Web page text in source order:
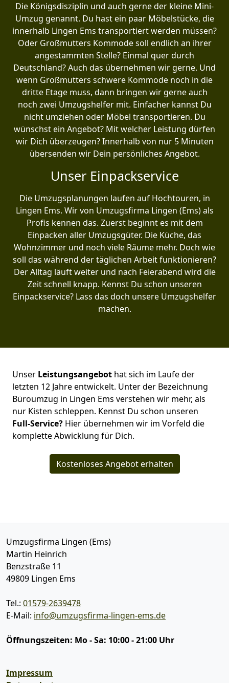
Die Königsdisziplin und auch gerne der kleine Mini-
Umzug genannt. Du hast ein paar Möbelstücke, die
innerhalb Lingen Ems transportiert werden müssen?
Oder Großmutters Kommode soll endlich an ihrer
angestammten Stelle? Einmal quer durch
Deutschland? Auch das übernehmen wir gerne. Und
wenn Großmutters schwere Kommode noch in die
dritte Etage muss, dann bringen wir gerne auch
noch zwei Umzugshelfer mit. Einfacher kannst Du
nicht umziehen oder Möbel transportieren. Du
wünschst ein Angebot? Mit welcher Leistung dürfen
wir Dich überzeugen? Innerhalb von nur 5 Minuten
übersenden wir Dein persönliches Angebot.
Unser Einpackservice
Die Umzugsplanungen laufen auf Hochtouren, in
Lingen Ems. Wir von Umzugsfirma Lingen (Ems) als
Profis kennen das. Zuerst beginnt es mit dem
Einpacken aller Umzugsgüter. Die Küche, das
Wohnzimmer und noch viele Räume mehr. Doch wie
soll das während der täglichen Arbeit funktionieren?
Der Alltag läuft weiter und nach Feierabend wird die
Zeit schnell knapp. Kennst Du schon unseren
Einpackservice? Lass das doch unsere Umzugshelfer
machen.
Unser Leistungsangebot hat sich im Laufe der
letzten 12 Jahre entwickelt. Unter der Bezeichnung
Büroumzug in Lingen Ems verstehen wir mehr, als
nur Kisten schleppen. Kennst Du schon unseren
Full-Service? Hier übernehmen wir im Vorfeld die
komplette Abwicklung für Dich.
Kostenloses Angebot erhalten
Umzugsfirma Lingen (Ems)
Martin Heinrich
Benzstraße 11
49809 Lingen Ems
Tel.: 01579-2639478
E-Mail: info@umzugsfirma-lingen-ems.de
Öffnungszeiten: Mo - Sa: 10:00 - 21:00 Uhr
Impressum